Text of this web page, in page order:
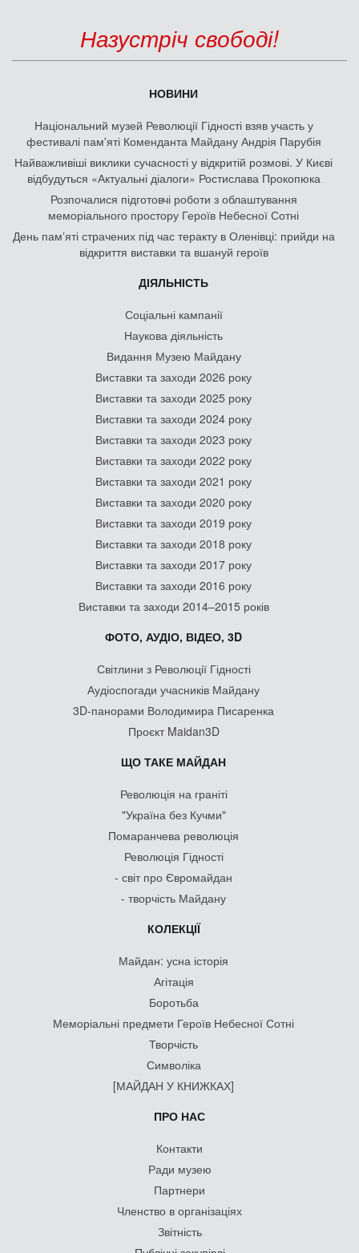
Назустріч свободі!
НОВИНИ
Національний музей Революції Гідності взяв участь у
фестивалі пам'яті Коменданта Майдану Андрія Парубія
Найважливіші виклики сучасності у відкритій розмові. У Києві
відбудуться «Актуальні діалоги» Ростислава Прокопюка
Розпочалися підготовчі роботи з облаштування
меморіального простору Героїв Небесної Сотні
День памʼяті страчених під час теракту в Оленівці: прийди на
відкриття виставки та вшануй героїв
ДІЯЛЬНІСТЬ
Соціальні кампанії
Наукова діяльність
Видання Музею Майдану
Виставки та заходи 2026 року
Виставки та заходи 2025 року
Виставки та заходи 2024 року
Виставки та заходи 2023 року
Виставки та заходи 2022 року
Виставки та заходи 2021 року
Виставки та заходи 2020 року
Виставки та заходи 2019 року
Виставки та заходи 2018 року
Виставки та заходи 2017 року
Виставки та заходи 2016 року
Виставки та заходи 2014–2015 років
ФОТО, АУДІО, ВІДЕО, 3D
Світлини з Революції Гідності
Аудіоспогади учасників Майдану
3D-панорами Володимира Писаренка
Проєкт Maidan3D
ЩО ТАКЕ МАЙДАН
Революція на граніті
"Україна без Кучми"
Помаранчева революція
Революція Гідності
- світ про Євромайдан
- творчість Майдану
КОЛЕКЦІЇ
Майдан: усна історія
Агітація
Боротьба
Меморіальні предмети Героїв Небесної Сотні
Творчість
Символіка
[МАЙДАН У КНИЖКАХ]
ПРО НАС
Контакти
Ради музею
Партнери
Членство в організаціях
Звітність